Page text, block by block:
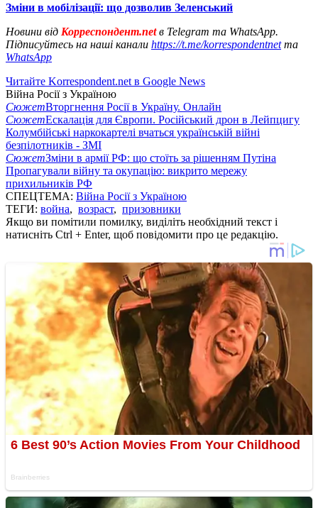
Зміни в мобілізації: що дозволив Зеленський
Новини від Корреспондент.netв Telegram та WhatsApp.
Підписуйтесь на наші канали https://t.me/korrespondentnetта
WhatsApp
Читайте Korrespondent.net в Google News
Війна Росії з Україною
СюжетВторгнення Росії в Україну. Онлайн
СюжетЕскалація для Європи. Російський дрон в Лейпцигу
Колумбійські наркокартелі вчаться українській війні
безпілотників - ЗМІ
СюжетЗміни в армії РФ: що стоїть за рішенням Путіна
Пропагували війну та окупацію: викрито мережу
прихильників РФ
СПЕЦТЕМА: Війна Росії з Україною
ТЕГИ: война, возраст, призовники
Якщо ви помітили помилку, виділіть необхідний текст і
натисніть Ctrl + Enter, щоб повідомити про це редакцію.